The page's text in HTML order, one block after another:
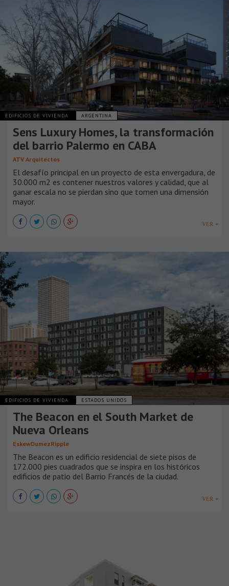
EDIFICIOS DE VIVIENDA ARGENTINA
Sens Luxury Homes, la transformación
del barrio Palermo en CABA
ATV Arquitectos
El desafío principal en un proyecto de esta envergadura, de
30.000 m2 es contener nuestros valores y calidad, que al
ganar escala no se pierdan sino que tomen una dimensión
mayor.
VER +
EDIFICIOS DE VIVIENDA ESTADOS UNIDOS
The Beacon en el South Market de
Nueva Orleans
EskewDumezRipple
The Beacon es un edificio residencial de siete pisos de
172.000 pies cuadrados que se inspira en los históricos
edificios de patio del Barrio Francés de la ciudad.
VER +